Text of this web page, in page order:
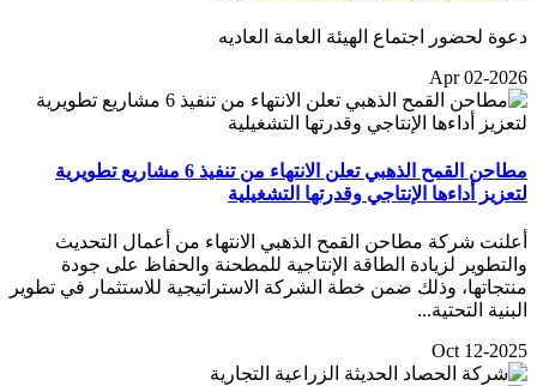
دعوة لحضور اجتماع الهيئة العامة العاديه
Apr 02-2026
مطاحن القمح الذهبي تعلن الانتهاء من تنفيذ 6 مشاريع تطويرية
لتعزيز أداءها الإنتاجي وقدرتها التشغيلية
أعلنت شركة مطاحن القمح الذهبي الانتهاء من أعمال التحديث
والتطوير لزيادة الطاقة الإنتاجية للمطحنة والحفاظ على جودة
منتجاتها، وذلك ضمن خطة الشركة الاستراتيجية للاستثمار في تطوير
البنية التحتية...
Oct 12-2025